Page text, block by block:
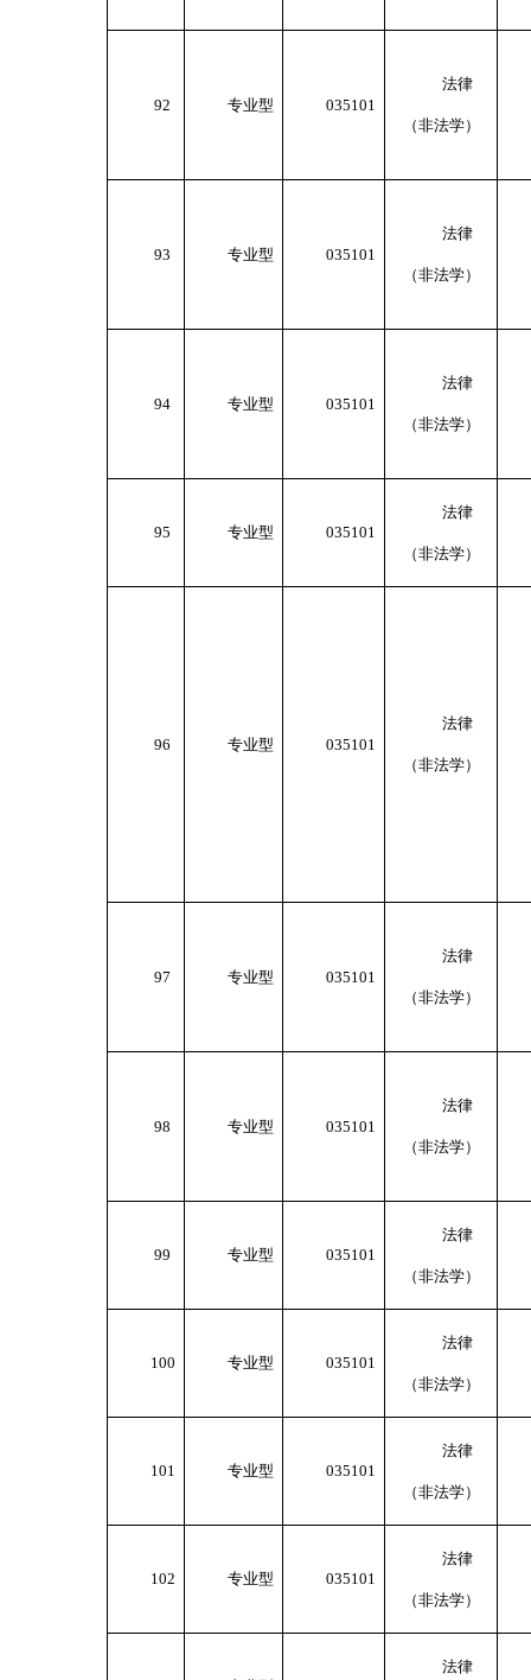
92 专业型 035101
法律
（非法学）
93 专业型 035101
法律
（非法学）
94 专业型 035101
法律
（非法学）
95 专业型 035101
法律
（非法学）
96 专业型 035101
法律
（非法学）
97 专业型 035101
法律
（非法学）
98 专业型 035101
法律
（非法学）
99 专业型 035101
法律
（非法学）
100 专业型 035101
法律
（非法学）
101 专业型 035101
法律
（非法学）
102 专业型 035101
法律
（非法学）
法律